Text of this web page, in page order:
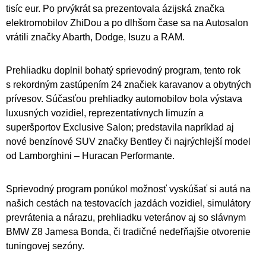
tisíc eur. Po prvýkrát sa prezentovala ázijská značka
elektromobilov ZhiDou a po dlhšom čase sa na Autosalon
vrátili značky Abarth, Dodge, Isuzu a RAM.
Prehliadku doplnil bohatý sprievodný program, tento rok
s rekordným zastúpením 24 značiek karavanov a obytných
prívesov. Súčasťou prehliadky automobilov bola výstava
luxusných vozidiel, reprezentatívnych limuzín a
superšportov Exclusive Salon; predstavila napríklad aj
nové benzínové SUV značky Bentley či najrýchlejší model
od Lamborghini – Huracan Performante.
Sprievodný program ponúkol možnosť vyskúšať si autá na
našich cestách na testovacích jazdách vozidiel, simulátory
prevrátenia a nárazu, prehliadku veteránov aj so slávnym
BMW Z8 Jamesa Bonda, či tradičné nedeľňajšie otvorenie
tuningovej sezóny.